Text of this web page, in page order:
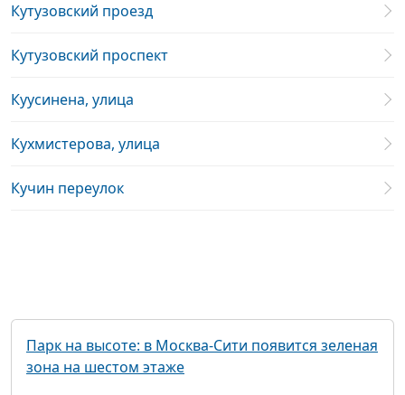
Кутузовский проезд
Кутузовский проспект
Куусинена, улица
Кухмистерова, улица
Кучин переулок
Парк на высоте: в Москва-Сити появится зеленая
зона на шестом этаже